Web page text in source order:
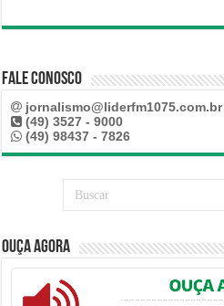
Fale Conosco
jornalismo@liderfm1075.com.br
(49) 3527 - 9000
(49) 98437 - 7826
Ouça Agora